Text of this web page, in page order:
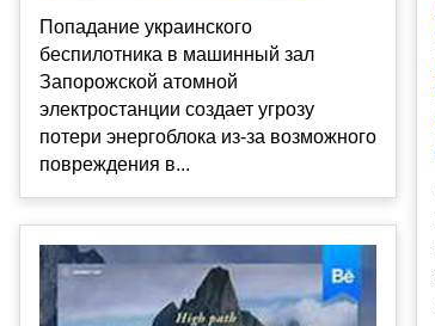
Попадание украинского
беспилотника в машинный зал
Запорожской атомной
электростанции создает угрозу
потери энергоблока из-за возможного
повреждения в...